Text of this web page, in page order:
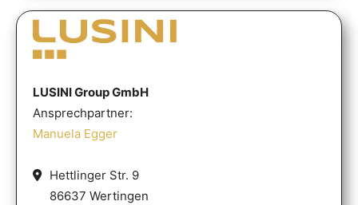
LUSINI Group GmbH
Ansprechpartner:
Manuela Egger
Hettlinger Str. 9
86637 Wertingen